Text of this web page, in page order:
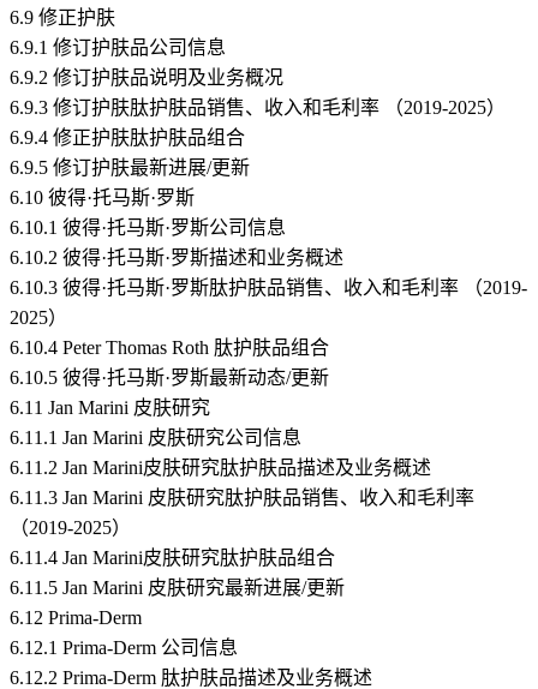
6.9 修正护肤
6.9.1 修订护肤品公司信息
6.9.2 修订护肤品说明及业务概况
6.9.3 修订护肤肽护肤品销售、收入和毛利率 （2019-2025）
6.9.4 修正护肤肽护肤品组合
6.9.5 修订护肤最新进展/更新
6.10 彼得·托马斯·罗斯
6.10.1 彼得·托马斯·罗斯公司信息
6.10.2 彼得·托马斯·罗斯描述和业务概述
6.10.3 彼得·托马斯·罗斯肽护肤品销售、收入和毛利率 （2019-
2025）
6.10.4 Peter Thomas Roth 肽护肤品组合
6.10.5 彼得·托马斯·罗斯最新动态/更新
6.11 Jan Marini 皮肤研究
6.11.1 Jan Marini 皮肤研究公司信息
6.11.2 Jan Marini皮肤研究肽护肤品描述及业务概述
6.11.3 Jan Marini 皮肤研究肽护肤品销售、收入和毛利率
（2019-2025）
6.11.4 Jan Marini皮肤研究肽护肤品组合
6.11.5 Jan Marini 皮肤研究最新进展/更新
6.12 Prima-Derm
6.12.1 Prima-Derm 公司信息
6.12.2 Prima-Derm 肽护肤品描述及业务概述